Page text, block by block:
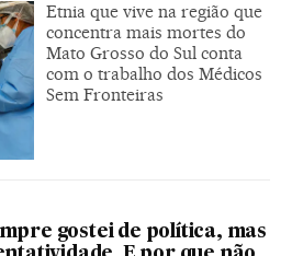
Etnia que vive na região que
concentra mais mortes do
Mato Grosso do Sul conta
com o trabalho dos Médicos
Sem Fronteiras
gostei de política, mas